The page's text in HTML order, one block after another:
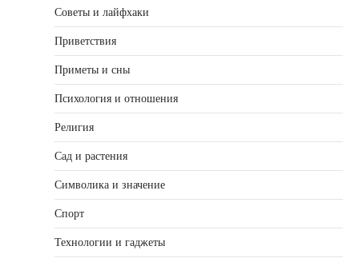
Советы и лайфхаки
Приветствия
Приметы и сны
Психология и отношения
Религия
Сад и растения
Символика и значение
Спорт
Технологии и гаджеты